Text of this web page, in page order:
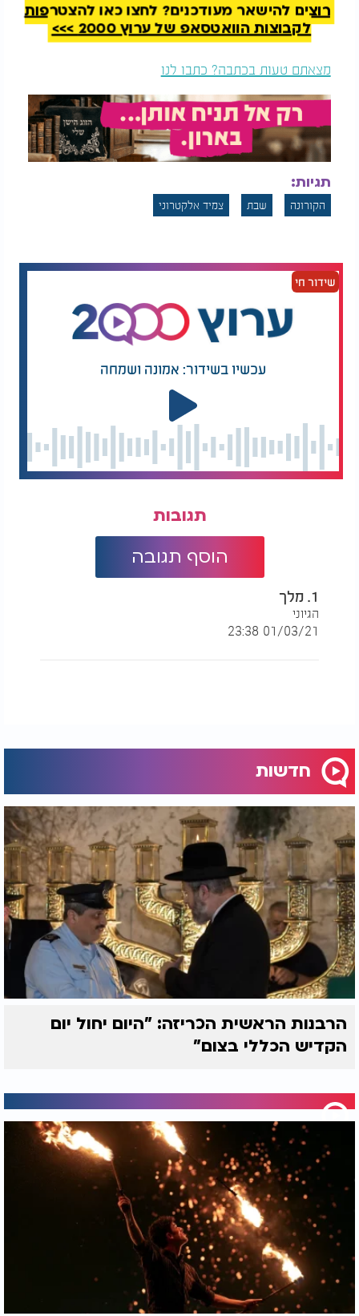
רוצים להישאר מעודכנים? לחצו כאן להצטרפות
לקבוצות הוואטסאפ של ערוץ 2000 >>>
מצאתם טעות בכתבה? כתבו לנו
תגיות:
הקורונה שבת צמיד אלקטרוני
שידור חי
עכשיו בשידור: אמונה ושמחה
תגובות
הוסף תגובה
1. מלך
הגיוני
01/03/21 23:38
חדשות
הרבנות הראשית הכריזה: "היום יחול יום
הקדיש הכללי בצום"